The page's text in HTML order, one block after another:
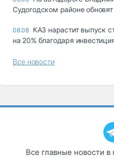
Судогодском районе
08.08 КАЗ нарастит выпуск
на 20% благодаря
Все новости
Все главные новости